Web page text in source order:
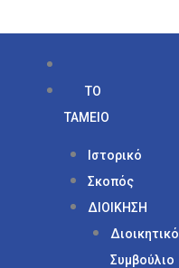
ΤΟ
ΤΑΜΕΙΟ
Ιστορικό
Σκοπός
ΔΙΟΙΚΗΣΗ
Διοικητικό
Συμβούλιο